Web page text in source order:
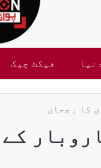
دنیا فیکٹ چیک
کا رجحان